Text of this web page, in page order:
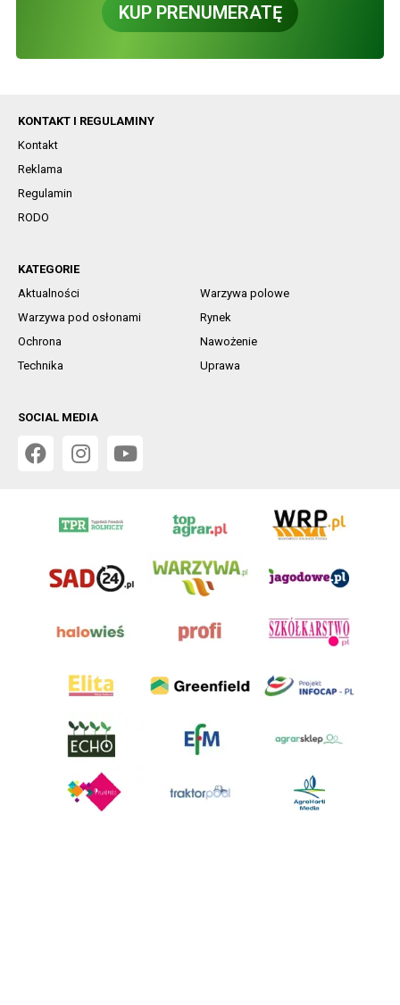
KUP PRENUMERATĘ
KONTAKT I REGULAMINY
Kontakt
Reklama
Regulamin
RODO
KATEGORIE
Aktualności
Warzywa polowe
Warzywa pod osłonami
Rynek
Ochrona
Nawożenie
Technika
Uprawa
SOCIAL MEDIA